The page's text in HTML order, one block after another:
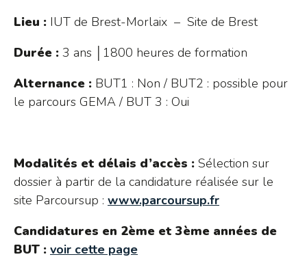
Lieu : IUT de Brest-Morlaix – Site de Brest
Durée : 3 ans │1800 heures de formation
Alternance : BUT1 : Non / BUT2 : possible pour
le parcours GEMA / BUT 3 : Oui
Modalités et délais d’accès : Sélection sur
dossier à partir de la candidature réalisée sur le
site Parcoursup : www.parcoursup.fr
Candidatures en 2ème et 3ème années de
BUT : voir cette page